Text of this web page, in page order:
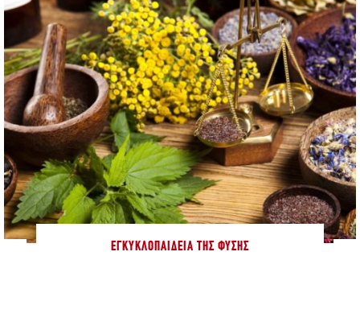
ΕΓΚΥΚΛΟΠΑΊΔΕΙΑ ΤΗΣ ΦΎΣΗΣ